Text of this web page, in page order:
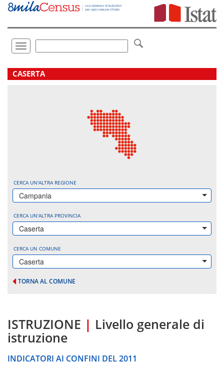
Vai
direttamente
Toggle
navigation
.
CASERTA
CERCA UN'ALTRA REGIONE
Campania
CERCA UN'ALTRA PROVINCIA
Caserta
CERCA UN COMUNE
Caserta
TORNA AL COMUNE
ISTRUZIONE | Livello generale di
istruzione
INDICATORI AI CONFINI DEL 2011